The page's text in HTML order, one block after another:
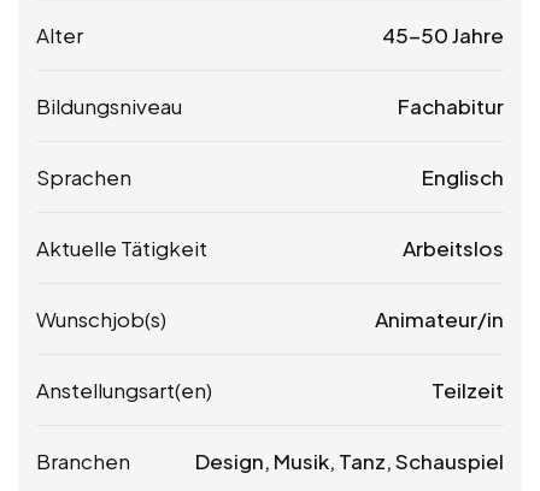
Alter 45-50 Jahre
Bildungsniveau Fachabitur
Sprachen Englisch
Aktuelle Tätigkeit Arbeitslos
Wunschjob(s) Animateur/in
Anstellungsart(en) Teilzeit
Branchen Design, Musik, Tanz, Schauspiel